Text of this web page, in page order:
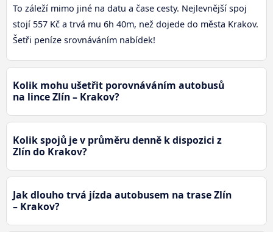
To záleží mimo jiné na datu a čase cesty. Nejlevnější spoj
stojí 557 Kč a trvá mu 6h 40m, než dojede do města Krakov.
Šetři peníze srovnáváním nabídek!
Kolik mohu ušetřit porovnáváním autobusů
na lince Zlín – Krakov?
Kolik spojů je v průměru denně k dispozici z
Zlín do Krakov?
Jak dlouho trvá jízda autobusem na trase Zlín
– Krakov?